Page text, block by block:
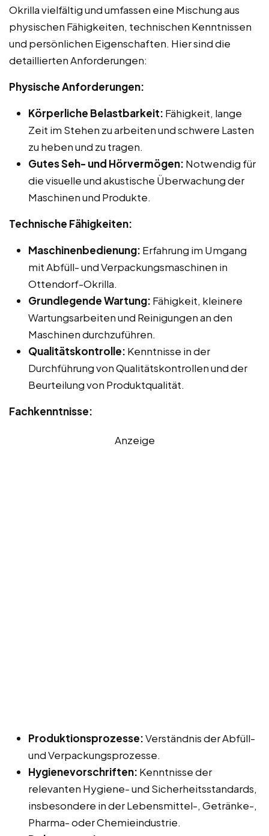
Okrilla vielfältig und umfassen eine Mischung aus
physischen Fähigkeiten, technischen Kenntnissen
und persönlichen Eigenschaften. Hier sind die
detaillierten Anforderungen:
Physische Anforderungen:
Körperliche Belastbarkeit: Fähigkeit, lange
Zeit im Stehen zu arbeiten und schwere Lasten
zu heben und zu tragen.
Gutes Seh- und Hörvermögen: Notwendig für
die visuelle und akustische Überwachung der
Maschinen und Produkte.
Technische Fähigkeiten:
Maschinenbedienung: Erfahrung im Umgang
mit Abfüll- und Verpackungsmaschinen in
Ottendorf-Okrilla.
Grundlegende Wartung: Fähigkeit, kleinere
Wartungsarbeiten und Reinigungen an den
Maschinen durchzuführen.
Qualitätskontrolle: Kenntnisse in der
Durchführung von Qualitätskontrollen und der
Beurteilung von Produktqualität.
Fachkenntnisse:
Anzeige
Produktionsprozesse:Verständnis der Abfüll-
und Verpackungsprozesse.
Hygienevorschriften: Kenntnisse der
relevanten Hygiene- und Sicherheitsstandards,
insbesondere in der Lebensmittel-, Getränke-,
Pharma- oder Chemieindustrie.